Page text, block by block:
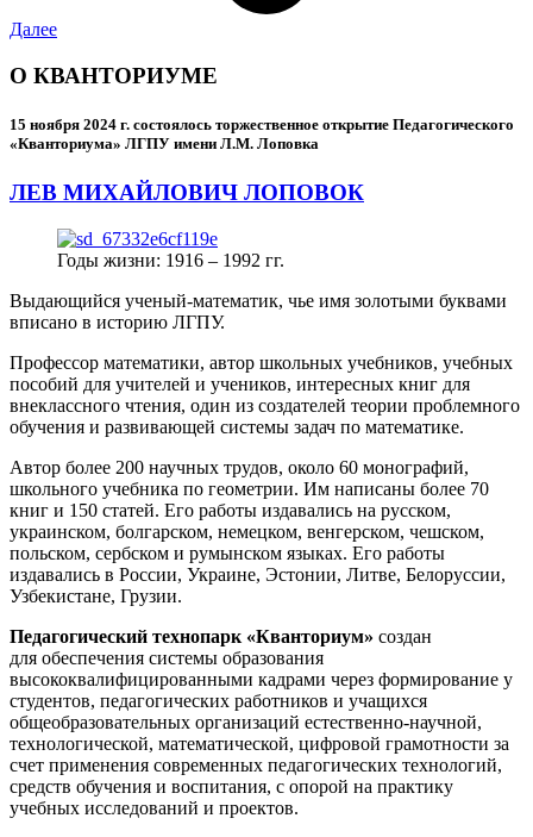
Далее
О КВАНТОРИУМЕ
15 ноября 2024 г. состоялось торжественное открытие Педагогического
«Кванториума» ЛГПУ имени Л.М. Лоповка
ЛЕВ МИХАЙЛОВИЧ ЛОПОВОК
Годы жизни: 1916 – 1992 гг.
Выдающийся ученый-математик, чье имя золотыми буквами
вписано в историю ЛГПУ.
Профессор математики, автор школьных учебников, учебных
пособий для учителей и учеников, интересных книг для
внеклассного чтения, один из создателей теории проблемного
обучения и развивающей системы задач по математике.
Автор более 200 научных трудов, около 60 монографий,
школьного учебника по геометрии. Им написаны более 70
книг и 150 статей. Его работы издавались на русском,
украинском, болгарском, немецком, венгерском, чешском,
польском, сербском и румынском языках. Его работы
издавались в России, Украине, Эстонии, Литве, Белоруссии,
Узбекистане, Грузии.
Педагогический технопарк «Кванториум» создан
для обеспечения системы образования
высококвалифицированными кадрами через формирование у
студентов, педагогических работников и учащихся
общеобразовательных организаций естественно-научной,
технологической, математической, цифровой грамотности за
счет применения современных педагогических технологий,
средств обучения и воспитания, с опорой на практику
учебных исследований и проектов.